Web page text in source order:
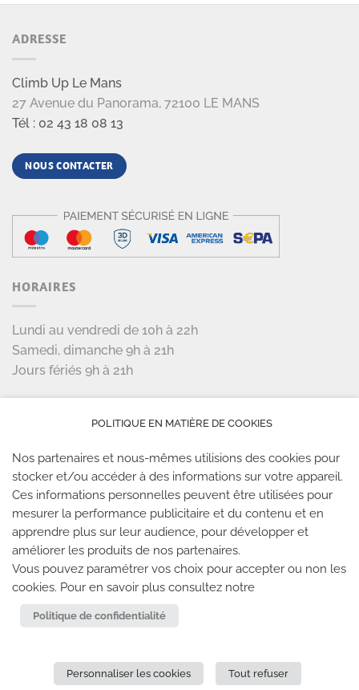
ADRESSE
Climb Up Le Mans
27 Avenue du Panorama, 72100 LE MANS
Tél : 02 43 18 08 13
NOUS CONTACTER
HORAIRES
Lundi au vendredi de 10h à 22h
Samedi, dimanche 9h à 21h
Jours fériés 9h à 21h
LES SALLES CLIMB UP
Climb Up vous accueille dans ses salles, partout en
France
TROUVE TA SALLE
POLITIQUE EN MATIÈRE DE COOKIES
Nos partenaires et nous-mêmes utilisions des cookies pour
stocker et/ou accéder à des informations sur votre appareil.
Ces informations personnelles peuvent être utilisées pour
mesurer la performance publicitaire et du contenu et en
apprendre plus sur leur audience, pour développer et
améliorer les produits de nos partenaires.
Vous pouvez paramétrer vos choix pour accepter ou non les
cookies. Pour en savoir plus consultez notre
Politique de confidentialité
Personnaliser les cookies Tout refuser